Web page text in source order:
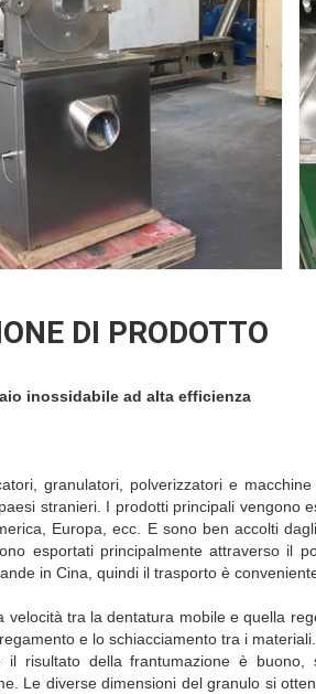
DI PRODOTTO
inossidabile ad alta efficienza
granulatori, polverizzatori e
stranieri. I prodotti principali vengono
Europa, ecc. E sono ben accolti
esportati principalmente attraverso il
in Cina, quindi il trasporto è
tra la dentatura mobile e quella
e lo schiacciamento tra i
risultato della frantumazione è buono,
Le diverse dimensioni del granulo si